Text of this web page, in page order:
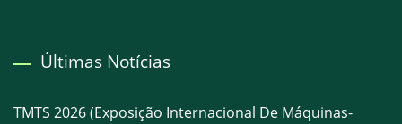
Últimas Notícias
TMTS 2026 (Exposição Internacional De Máquinas-